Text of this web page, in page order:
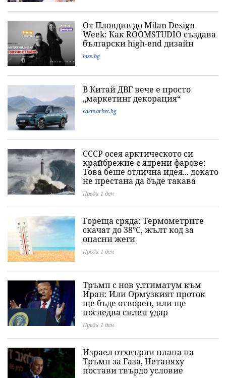
От Пловдив до Milan Design
Week: Как ROOMSTUDIO създава
български high-end дизайн
biss.bg
В Китай ДВГ вече е просто
„маркетинг декорация“
carmarket.bg
СССР осея арктическото си
крайбрежие с ядрени фарове:
Това беше отлична идея... докато
не престана да бъде такава
Преди 1 ден
Гореща сряда: Термометрите
скачат до 38°C, жълт код за
опасни жеги
Преди 1 ден
Тръмп с нов ултиматум към
Иран: Или Ормузкият проток
ще бъде отворен, или ще
последва силен удар
Преди 1 ден
Израел отхвърли плана на
Тръмп за Газа, Нетаняху
постави твърдо условие